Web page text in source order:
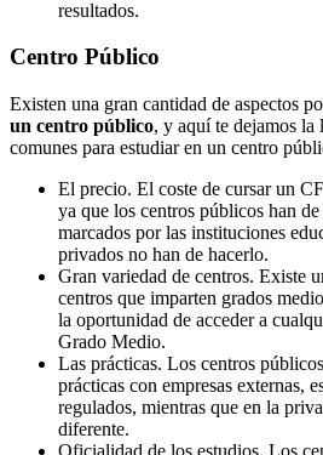
resultados.
Centro Público
Existen una gran cantidad de aspectos
un centro público, y aquí te dejamos la
comunes para estudiar en un centro
El precio. El coste de cursar un
ya que los centros públicos han
marcados por las instituciones
privados no han de hacerlo.
Gran variedad de centros. Existe
centros que imparten grados
la oportunidad de acceder a
Grado Medio.
Las prácticas. Los centros
prácticas con empresas externas,
regulados, mientras que en la
diferente.